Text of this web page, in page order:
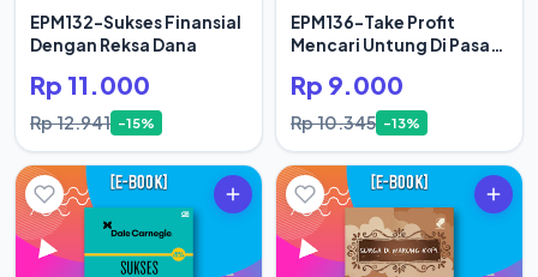
EPM132-Sukses Finansial
Dengan Reksa Dana
Rp 11.000
Rp 12.941 -15%
EPM136-Take Profit
Mencari Untung Di Pasar
Rp 9.000
Rp 10.345 -13%